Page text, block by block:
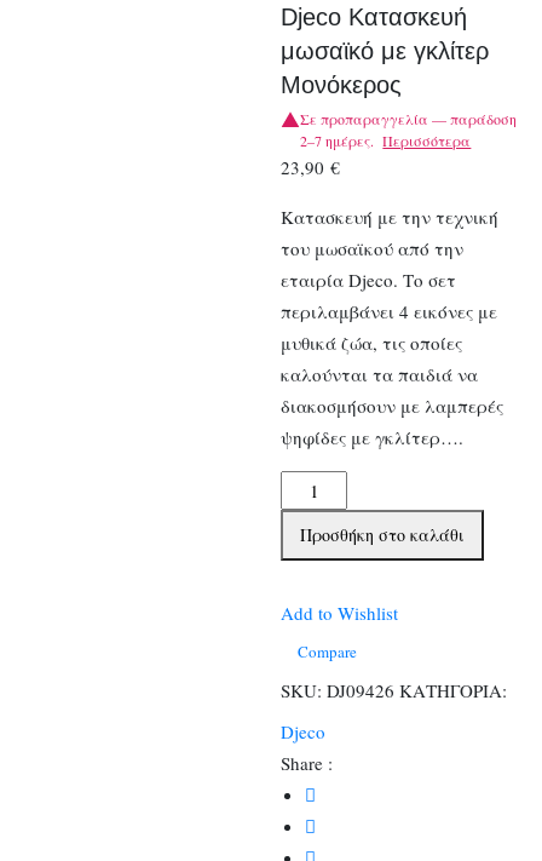
Djeco Κατασκευή
μωσαϊκό με γκλίτερ
Μονόκερος
Σε προπαραγγελία — παράδοση
2–7 ημέρες. Περισσότερα
23,90€
Κατασκευή με την τεχνική
του μωσαϊκού από την
εταιρία Djeco. Το σετ
περιλαμβάνει 4 εικόνες με
μυθικά ζώα, τις οποίες
καλούνται τα παιδιά να
διακοσμήσουν με λαμπερές
ψηφίδες με γκλίτερ….
Djeco
Κατασκευή
μωσαϊκό
γκλίτερ
Μονόκερος
Προσθήκη στο καλάθι
Add to Wishlist
Compare
SKU: DJ09426 ΚΑΤΗΓΟΡΙΑ:
Djeco
Share :